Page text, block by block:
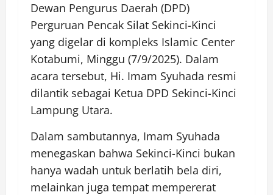
Dewan Pengurus Daerah (DPD)
Perguruan Pencak Silat Sekinci-Kinci
yang digelar di kompleks Islamic Center
Kotabumi, Minggu (7/9/2025). Dalam
acara tersebut, Hi. Imam Syuhada resmi
dilantik sebagai Ketua DPD Sekinci-Kinci
Lampung Utara.
Dalam sambutannya, Imam Syuhada
menegaskan bahwa Sekinci-Kinci bukan
hanya wadah untuk berlatih bela diri,
melainkan juga tempat mempererat